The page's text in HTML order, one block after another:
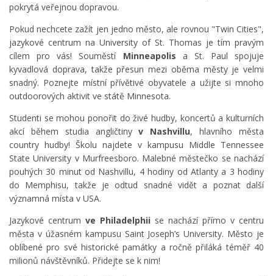
pokrytá veřejnou dopravou.
Pokud nechcete zažít jen jedno město, ale rovnou "Twin Cities",
jazykové centrum na University of St. Thomas je tím pravým
cílem pro vás! Souměstí Minneapolis a St. Paul spojuje
kyvadlová doprava, takže přesun mezi oběma městy je velmi
snadný. Poznejte místní přívětivé obyvatele a užijte si mnoho
outdoorových aktivit ve státě Minnesota.
Studenti se mohou ponořit do živé hudby, koncertů a kulturních
akcí během studia angličtinyv Nashvillu, hlavního města
country hudby! Školu najdete v kampusu Middle Tennessee
State University v Murfreesboro. Malebné městečko se nachází
pouhých 30 minut od Nashvillu, 4 hodiny od Atlanty a 3 hodiny
do Memphisu, takže je odtud snadné vidět a poznat další
významná místa v USA.
Jazykové centrum ve Philadelphii se nachází přímo v centru
města v úžasném kampusu Saint Joseph’s University. Město je
oblíbené pro své historické památky a ročně přiláká téměř 40
milionů návštěvníků. Přidejte se k nim!